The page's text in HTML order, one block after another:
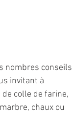
nombres conseils
invitant à
colle de farine,
chaux ou